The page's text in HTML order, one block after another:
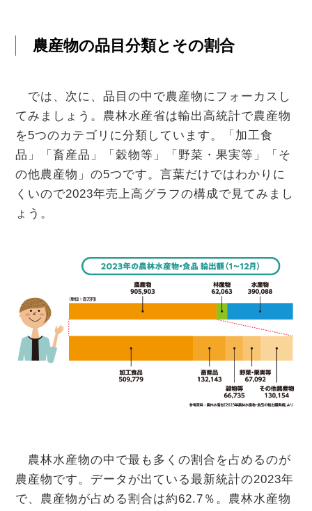
農産物の品目分類とその割合
では、次に、品目の中で農産物にフォーカスし
てみましょう。農林水産省は輸出高統計で農産物
を5つのカテゴリに分類しています。「加工食
品」「畜産品」「穀物等」「野菜・果実等」「そ
の他農産物」の5つです。言葉だけではわかりに
くいので2023年売上高グラフの構成で見てみまし
ょう。
農林水産物の中で最も多くの割合を占めるのが
農産物です。データが出ている最新統計の2023年
で、農産物が占める割合は約62.7％。農林水産物